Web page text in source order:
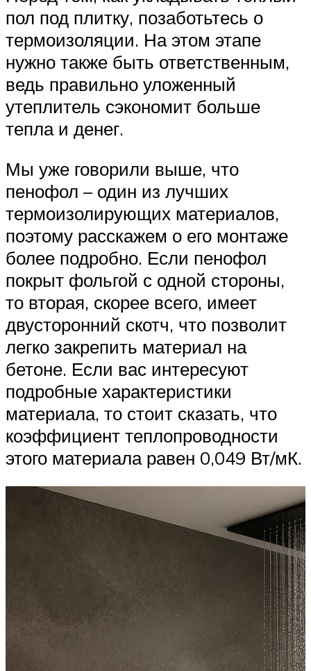
пол под плитку, позаботьтесь о
термоизоляции. На этом этапе
нужно также быть ответственным,
ведь правильно уложенный
утеплитель сэкономит больше
тепла и денег.
Мы уже говорили выше, что
пенофол – один из лучших
термоизолирующих материалов,
поэтому расскажем о его монтаже
более подробно. Если пенофол
покрыт фольгой с одной стороны,
то вторая, скорее всего, имеет
двусторонний скотч, что позволит
легко закрепить материал на
бетоне. Если вас интересуют
подробные характеристики
материала, то стоит сказать, что
коэффициент теплопроводности
этого материала равен 0,049 Вт/мК.